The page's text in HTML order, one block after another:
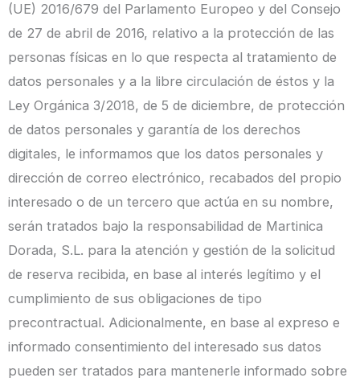
(UE) 2016/679 del Parlamento Europeo y del Consejo
de 27 de abril de 2016, relativo a la protección de las
personas físicas en lo que respecta al tratamiento de
datos personales y a la libre circulación de éstos y la
Ley Orgánica 3/2018, de 5 de diciembre, de protección
de datos personales y garantía de los derechos
digitales, le informamos que los datos personales y
dirección de correo electrónico, recabados del propio
interesado o de un tercero que actúa en su nombre,
serán tratados bajo la responsabilidad de Martinica
Dorada, S.L. para la atención y gestión de la solicitud
de reserva recibida, en base al interés legítimo y el
cumplimiento de sus obligaciones de tipo
precontractual. Adicionalmente, en base al expreso e
informado consentimiento del interesado sus datos
pueden ser tratados para mantenerle informado sobre